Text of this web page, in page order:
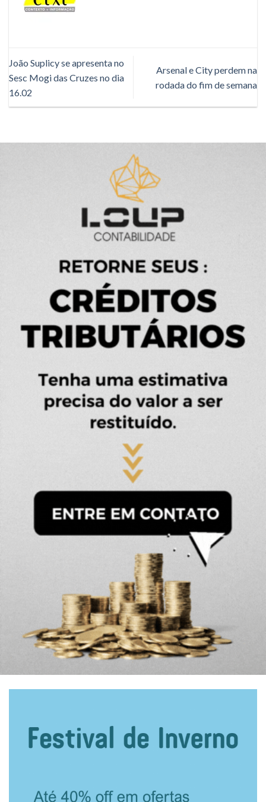
João Suplicy se apresenta no
Sesc Mogi das Cruzes no dia
16.02
Arsenal e City perdem na
rodada do fim de semana